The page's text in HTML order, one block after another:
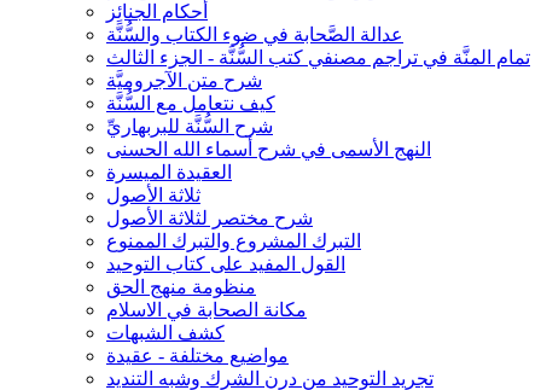
أحكام الجنائِز
عدالة الصَّحابة في ضوء الكتاب والسُّنَّة
تمام المنَّة في تراجم مصنفي كتب السُّنَّة - الجزء الثالث
شرح متن الآجروميَّة
كيف نتعامل مع السُّنَّة
شرح السُّنَّة للبربهاريِّ
النهج الأسمى في شرح أسماء الله الحسنى
العقيدة الميسرة
ثلاثة الأصول
شرح مختصر لثلاثة الأصول
التبرك المشروع والتبرك الممنوع
القول المفيد على كتاب التوحيد
منظومة منهج الحق
مكانة الصحابة في الاسلام
كشف الشبهات
مواضيع مختلفة - عقيدة
تجريد التوحيد من درن الشرك وشبه التنديد